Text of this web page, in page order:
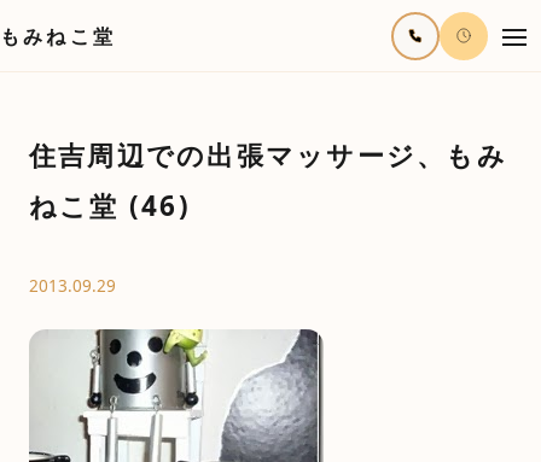
もみねこ堂
住吉周辺での出張マッサージ、もみ
ねこ堂 (46)
2013.09.29